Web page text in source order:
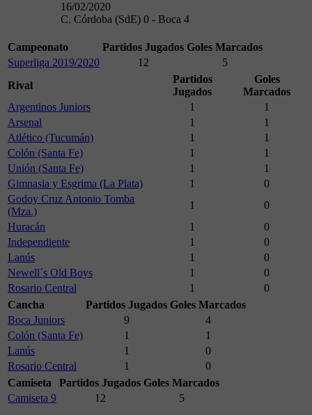
16/02/2020
C. Córdoba (SdE) 0 - Boca 4
Campeonato Partidos Jugados Goles Marcados
Superliga 2019/2020
12
5
Rival
Partidos
Jugados
Goles
Marcados
Argentinos Juniors
1
1
Arsenal
1
1
Atlético (Tucumán)
1
1
Colón (Santa Fe)
1
1
Unión (Santa Fe)
1
1
Gimnasia y Esgrima (La Plata)
1
0
Godoy Cruz Antonio Tomba
(Mza.)
1
0
Huracán
1
0
Independiente
1
0
Lanús
1
0
Newell´s Old Boys
1
0
Rosario Central
1
0
Cancha
Partidos Jugados Goles Marcados
Boca Juniors
9
4
Colón (Santa Fe)
1
1
Lanús
1
0
Rosario Central
1
0
Camiseta
Partidos Jugados Goles Marcados
Camiseta 9
12 5